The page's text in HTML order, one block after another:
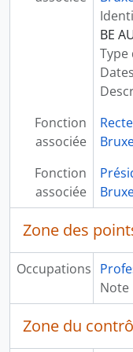
BE
Type
Fonction
associée
Fonction
associée
Zone des
Occupations
Note
Zone du